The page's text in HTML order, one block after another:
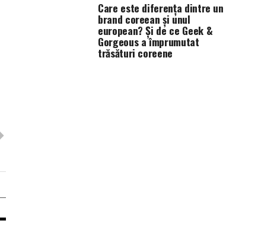
Care este diferența dintre un
brand coreean și unul
european? Și de ce Geek &
Gorgeous a împrumutat
trăsături coreene